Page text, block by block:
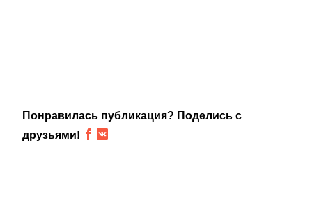
Понравилась публикация? Поделись с
друзьями!